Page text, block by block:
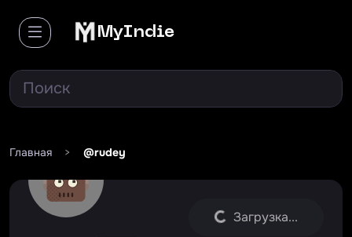
MyIndie
Главная > @rudey
Загрузка...